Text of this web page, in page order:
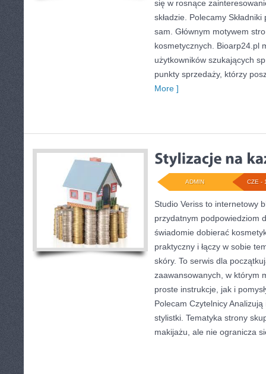
się w rosnące
składzie. Polecamy
sam. Głównym motywem
kosmetycznych. Bioarp24.pl
użytkowników szukających
punkty sprzedaży, którzy
More ]
CZE -
ADMIN
Studio Veriss to internetowy
przydatnym podpowiedziom
świadomie dobierać
praktyczny i łączy w sobie
skóry. To serwis dla
zaawansowanych, w którym
proste instrukcje, jak i
Polecam Czytelnicy
stylistki. Tematyka strony
makijażu, ale nie ogranicza